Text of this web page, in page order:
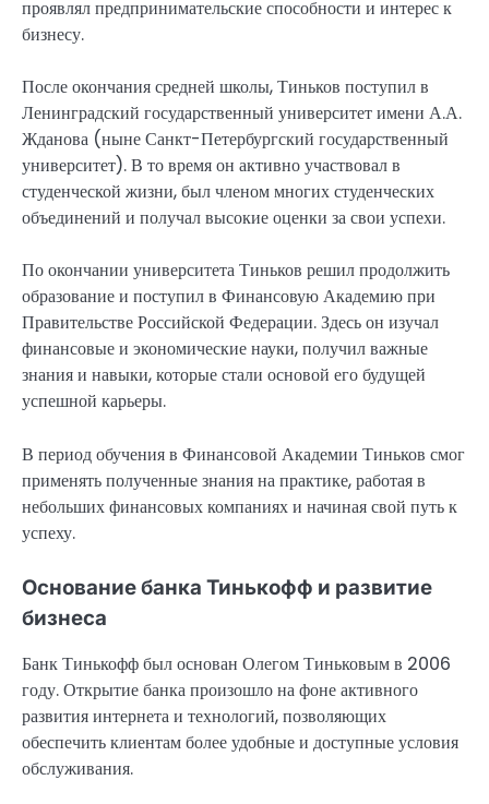
проявлял предпринимательские способности и интерес к
бизнесу.
После окончания средней школы, Тиньков поступил в
Ленинградский государственный университет имени А.А.
Жданова (ныне Санкт-Петербургский государственный
университет). В то время он активно участвовал в
студенческой жизни, был членом многих студенческих
объединений и получал высокие оценки за свои успехи.
По окончании университета Тиньков решил продолжить
образование и поступил в Финансовую Академию при
Правительстве Российской Федерации. Здесь он изучал
финансовые и экономические науки, получил важные
знания и навыки, которые стали основой его будущей
успешной карьеры.
В период обучения в Финансовой Академии Тиньков смог
применять полученные знания на практике, работая в
небольших финансовых компаниях и начиная свой путь к
успеху.
Основание банка Тинькофф и развитие
бизнеса
Банк Тинькофф был основан Олегом Тиньковым в 2006
году. Открытие банка произошло на фоне активного
развития интернета и технологий, позволяющих
обеспечить клиентам более удобные и доступные условия
обслуживания.